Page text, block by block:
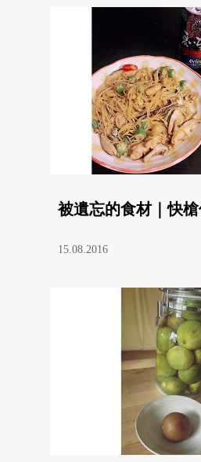
被遺忘的食材｜快
15.08.2016